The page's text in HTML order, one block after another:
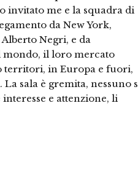
invitato me e la squadra di
da New York,
Negri, e da
mondo, il loro mercato
territori, in Europa e fuori,
sala è gremita, nessuno
interesse e attenzione, li